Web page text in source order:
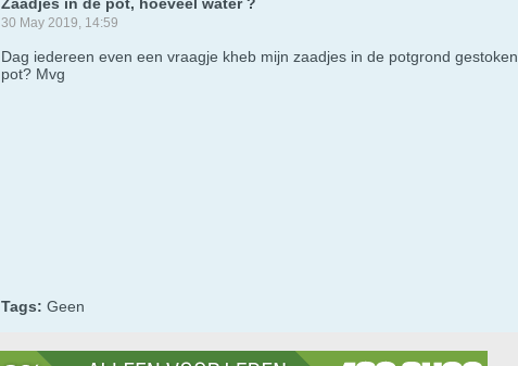
30 May 2019, 14:59
Dag iedereen even een vraagje kheb mijn zaadjes in de potgrond
pot? Mvg
Tags: Geen